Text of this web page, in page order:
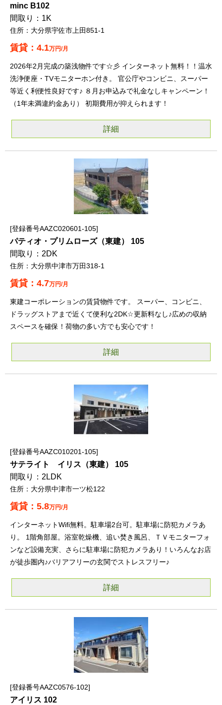
minc B102
1K
大分県宇佐市上田851-1
4.1万円/月
2026年2月完成の築浅物件です☆彡 インターネット無料！！温水
洗浄便座・TVモニターホン付き。 官公庁やコンビニ、スーパー
等近く利便性良好です♪ ８月お申込みで礼金なしキャンペーン！
（1年未満違約金あり） 初期費用が抑えられます！
詳細
登録番号AAZC020601-105
パティオ・プリムローズ（東建） 105
2DK
大分県中津市万田318-1
4.7万円/月
東建コーポレーションの賃貸物件です。 スーパー、コンビニ、
ドラッグストアまで近くて便利な2DK☆更新料なし♪広めの収納
スペースを確保！荷物の多い方でも安心です！
詳細
登録番号AAZC010201-105
サテライト イリス（東建） 105
2LDK
大分県中津市一ツ松122
5.8万円/月
インターネットWifi無料。駐車場2台可。駐車場に防犯カメラあ
り。 1階角部屋。浴室乾燥機、追い焚き風呂、ＴＶモニターフォ
ンなど設備充実、さらに駐車場に防犯カメラあり！いろんなお店
が徒歩圏内♪バリアフリーの玄関でストレスフリー♪
詳細
登録番号AAZC0576-102
アイリス 102